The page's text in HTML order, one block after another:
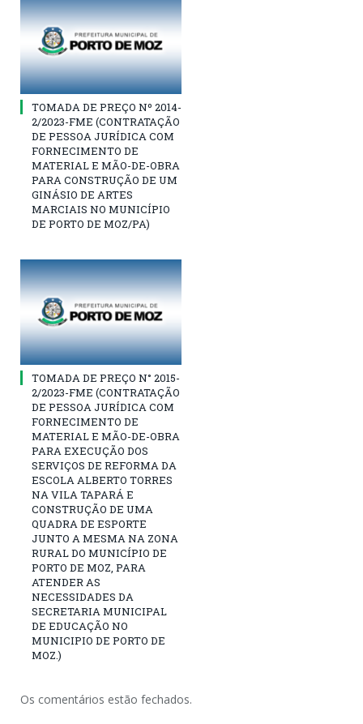
TOMADA DE PREÇO Nº 2014-
2/2023-FME (CONTRATAÇÃO
DE PESSOA JURÍDICA COM
FORNECIMENTO DE
MATERIAL E MÃO-DE-OBRA
PARA CONSTRUÇÃO DE UM
GINÁSIO DE ARTES
MARCIAIS NO MUNICÍPIO
DE PORTO DE MOZ/PA)
TOMADA DE PREÇO N° 2015-
2/2023-FME (CONTRATAÇÃO
DE PESSOA JURÍDICA COM
FORNECIMENTO DE
MATERIAL E MÃO-DE-OBRA
PARA EXECUÇÃO DOS
SERVIÇOS DE REFORMA DA
ESCOLA ALBERTO TORRES
NA VILA TAPARÁ E
CONSTRUÇÃO DE UMA
QUADRA DE ESPORTE
JUNTO A MESMA NA ZONA
RURAL DO MUNICÍPIO DE
PORTO DE MOZ, PARA
ATENDER AS
NECESSIDADES DA
SECRETARIA MUNICIPAL
DE EDUCAÇÃO NO
MUNICIPIO DE PORTO DE
MOZ.)
Os comentários estão fechados.